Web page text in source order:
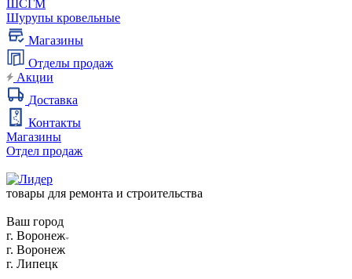
ШСГМ
Шурупы кровельные
Магазины
Отделы продаж
Акции
Доставка
Контакты
Магазины
Отдел продаж
товары для ремонта и строительства
Ваш город
г. Воронеж
г. Воронеж
г. Липецк